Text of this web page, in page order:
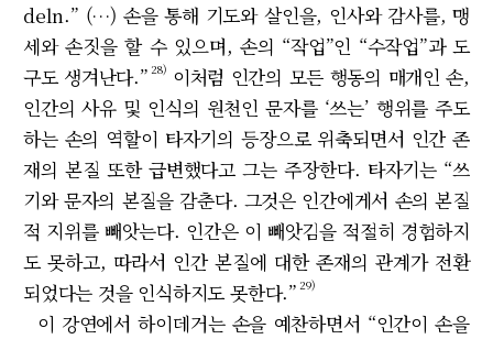
deln.” (…) 손을 통해 기도와 살인을, 인사와 감사를, 맹
세와 손짓을 할 수 있으며, 손의 “작업”인 “수작업”과 도
구도 생겨난다.” 28) 이처럼 인간의 모든 행동의 매개인 손,
인간의 사유 및 인식의 원천인 문자를 ‘쓰는’ 행위를 주도
하는 손의 역할이 타자기의 등장으로 위축되면서 인간 존
재의 본질 또한 급변했다고 그는 주장한다. 타자기는 “쓰
기와 문자의 본질을 감춘다. 그것은 인간에게서 손의 본질
적 지위를 빼앗는다. 인간은 이 빼앗김을 적절히 경험하지
도 못하고, 따라서 인간 본질에 대한 존재의 관계가 전환
되었다는 것을 인식하지도 못한다.” 29)
이 강연에서 하이데거는 손을 예찬하면서 “인간이 손을